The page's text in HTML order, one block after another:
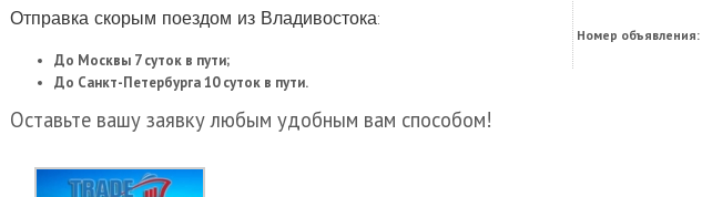
Отправка скорым поездом из Владивостока:
До Москвы 7 суток в пути;
До Санкт-Петербурга 10 суток в пути.
Оставьте вашу заявку любым удобным вам способом!
Номер объявления: